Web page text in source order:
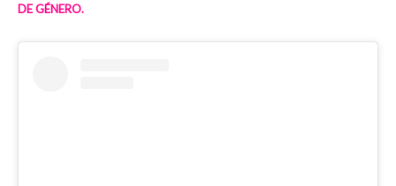
DE GÉNERO.